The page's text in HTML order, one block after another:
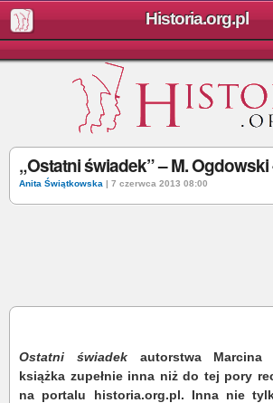
Historia.org.pl
„Ostatni świadek” – M. Ogdowski
Anita Świątkowska | 7 czerwca 2013 08:00
Ostatni świadek autorstwa
książka zupełnie inna niż do tej pory
na portalu historia.org.pl. Inna nie